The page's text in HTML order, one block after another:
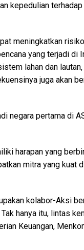
kepedulian
meningkatkan
yang terjadi di
lahan dan
juga akan
negara pertama di
harapan yang
mitra yang kuat
kolabor-Aksi
hanya itu, lintas
Keuangan,